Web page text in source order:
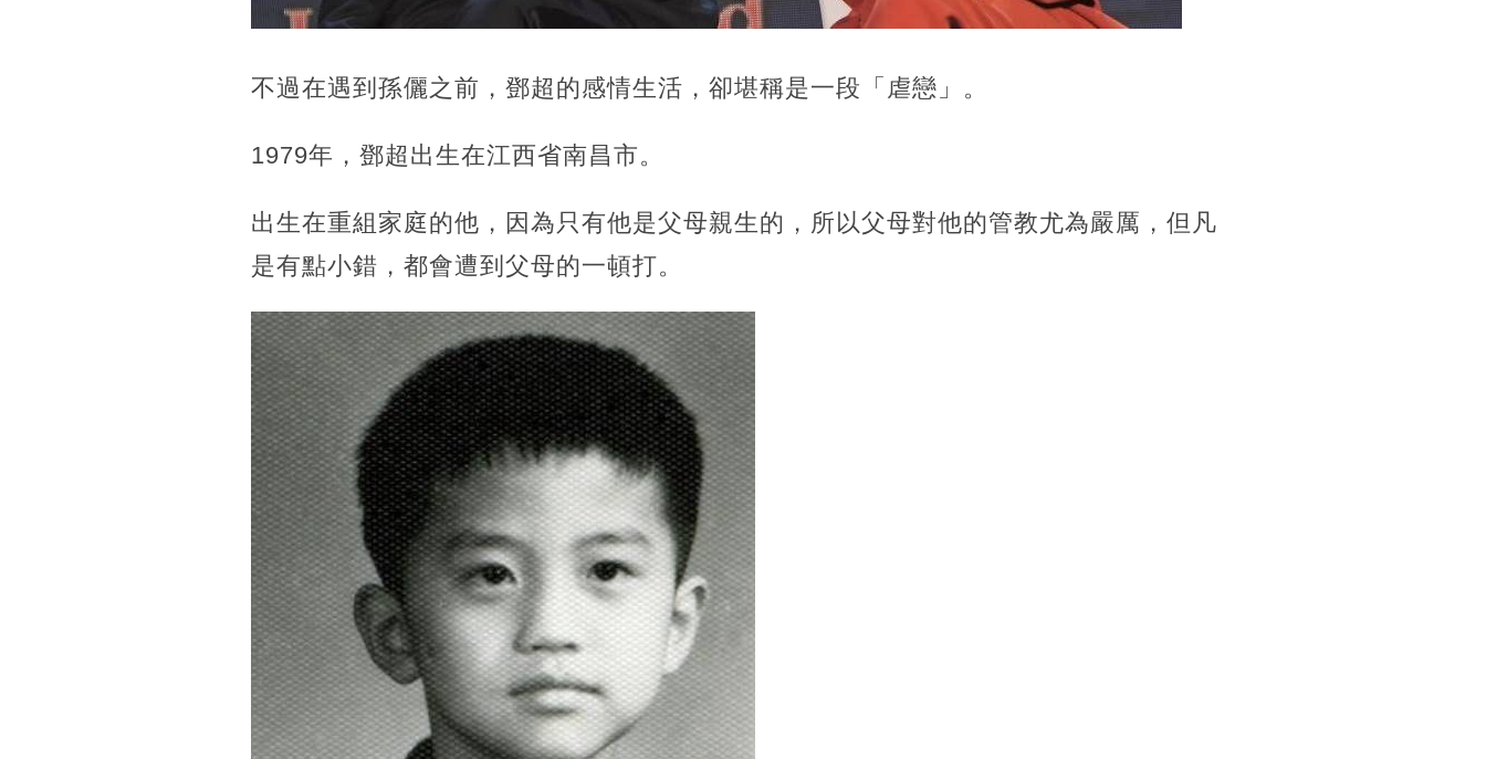
不過在遇到孫儷之前， 鄧超的感情生活，卻堪稱是一段「虐戀」。
1979年，鄧超出生在江西省南昌市。
出生在重組家庭的他，因為只有他是父母親生的，所以父母對他的管教尤為嚴厲，但凡
是有點小錯， 都會遭到父母的一頓打。